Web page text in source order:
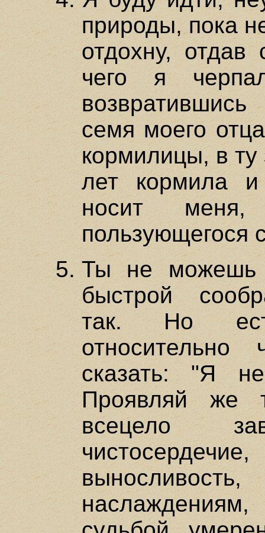
природы, пока
отдохну,
чего я
семя моего
кормилицы, в ту
лет кормила
носит
пользующегося
Ты не можешь
быстрой
так. Но
сказать: "Я
Проявляй же
всецело